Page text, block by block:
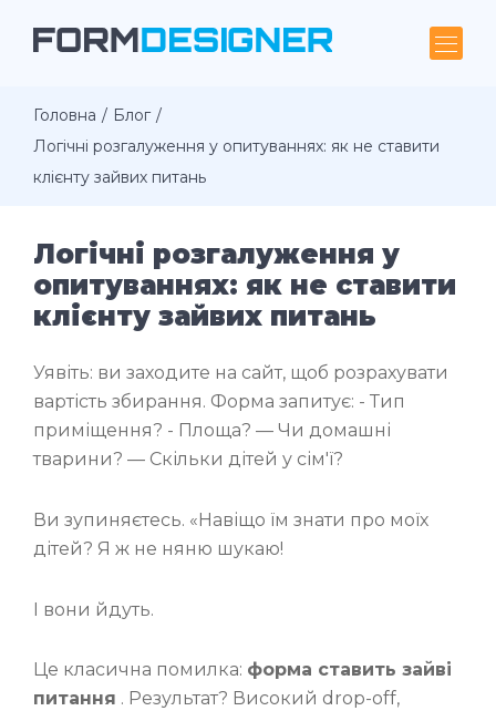
Головна
Блог
Логічні розгалуження у опитуваннях: як не ставити
клієнту зайвих питань
Логічні розгалуження у
опитуваннях: як не ставити
клієнту зайвих питань
Уявіть: ви заходите на сайт, щоб розрахувати
вартість збирання. Форма запитує: - Тип
приміщення? - Площа? — Чи домашні
тварини? — Скільки дітей у сім'ї?
Ви зупиняєтесь. «Навіщо їм знати про моїх
дітей? Я ж не няню шукаю!
І вони йдуть.
Це класична помилка: форма ставить зайві
питання . Результат? Високий drop-off,